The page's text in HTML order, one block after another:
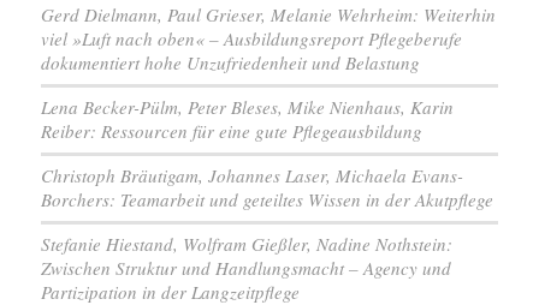
Gerd Dielmann, Paul Grieser, Melanie Wehrheim: Weiterhin
viel »Luft nach oben« – Ausbildungsreport Pflegeberufe
dokumentiert hohe Unzufriedenheit und Belastung
Lena Becker-Pülm, Peter Bleses, Mike Nienhaus, Karin
Reiber: Ressourcen für eine gute Pflegeausbildung
Christoph Bräutigam, Johannes Laser, Michaela Evans-
Borchers: Teamarbeit und geteiltes Wissen in der Akutpflege
Stefanie Hiestand, Wolfram Gießler, Nadine Nothstein:
Zwischen Struktur und Handlungsmacht – Agency und
Partizipation in der Langzeitpflege